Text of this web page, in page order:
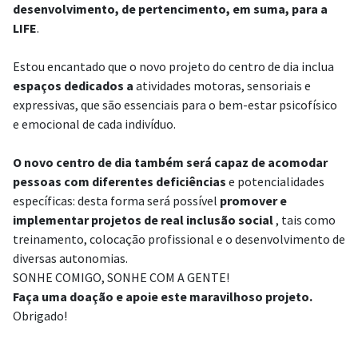
desenvolvimento, de pertencimento, em suma, para a
LIFE.
Estou encantado que o novo projeto do centro de dia inclua
espaços dedicados a atividades motoras, sensoriais e
expressivas, que são essenciais para o bem-estar psicofísico
e emocional de cada indivíduo.
O novo centro de dia também será capaz de acomodar
pessoas com diferentes deficiências e potencialidades
específicas: desta forma será possível promover e
implementar projetos de real inclusão social, tais como
treinamento, colocação profissional e o desenvolvimento de
diversas autonomias.
SONHE COMIGO, SONHE COM A GENTE!
Faça uma doação e apoie este maravilhoso projeto.
Obrigado!